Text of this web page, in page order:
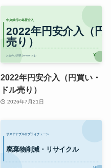
2022年円安介入（円買い・
ドル売り）
2026年7月21日